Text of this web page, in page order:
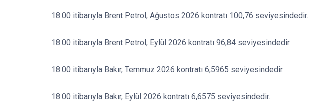
18:00 itibarıyla Brent Petrol, Ağustos 2026 kontratı 100,76 seviyesindedir.
18:00 itibarıyla Brent Petrol, Eylül 2026 kontratı 96,84 seviyesindedir.
18:00 itibarıyla Bakır, Temmuz 2026 kontratı 6,5965 seviyesindedir.
18:00 itibarıyla Bakır, Eylül 2026 kontratı 6,6575 seviyesindedir.